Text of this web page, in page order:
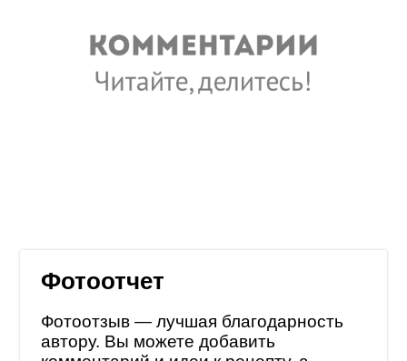
Фотоотчет
Фотоотзыв — лучшая благодарность
автору. Вы можете добавить